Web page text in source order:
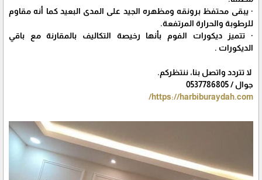
· يبقى محتفظ برونقه ومظهره الجيد على المدى البعيد كما أنه مقاوم
للرطوبة والحرارة المرتفعة.
· تتميز ديكورات الفوم بأنها رخيصة التكاليف بالمقارنة مع باقي
الديكورات .
لا تتردد واتصل بنا، ننتظركم.
جوال / 0537786805
https://harbiburaydah.com/